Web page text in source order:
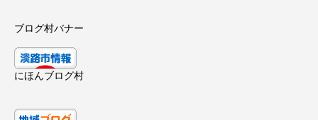
ブログ村バナー
にほんブログ村